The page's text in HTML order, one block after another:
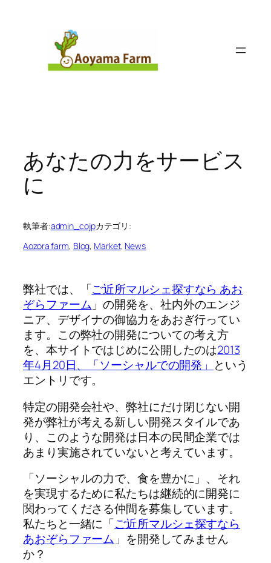
あなたの力をサービス
に
執筆者:admin_cojpカテゴリ:
Aozora farm, Blog, Market, News
弊社では、「ご近所マルシェ探すなら あお
ぞらファーム 」の開発を、社内外のエンジ
ニア、デザイナの御協力をあおぎ行ってい
ます。この弊社の開発についての考え方
を、本サイトではじめに公開したのは2013
年4月20日、「ソーシャルでの開発」 という
エントリです。
特定の開発会社や、弊社にだけ閉じない開
発が弊社が考える新しい開発スタイルであ
り、このような開発は日本の民間企業では
あまり実施されていないと考えています。
「ソーシャルの力で、食を豊かに」、それ
を実現するために私たちは継続的に開発に
関わってくださる仲間を募集しています。
私たちと一緒に「ご近所マルシェ探すなら
あおぞらファーム 」を開発してみません
か？